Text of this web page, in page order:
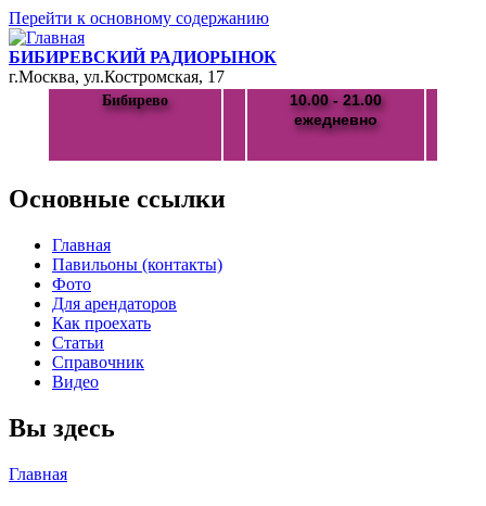
Перейти к основному содержанию
БИБИРЕВСКИЙ РАДИОРЫНОК
г.Москва, ул.Костромская, 17
Бибирево
10.00 - 21.00
ежедневно
Основные ссылки
Главная
Павильоны (контакты)
Фото
Для арендаторов
Как проехать
Статьи
Справочник
Видео
Вы здесь
Главная